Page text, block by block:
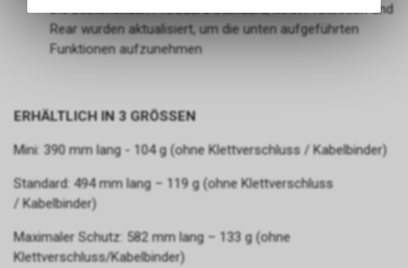
Die bestehenden ProGuard Standard, MAX Protection und
Rear wurden aktualisiert, um die unten aufgeführten
Funktionen aufzunehmen
ERHÄLTLICH IN 3 GRÖSSEN
Mini: 390 mm lang - 104 g (ohne Klettverschluss / Kabelbinder)
Standard: 494 mm lang – 119 g (ohne Klettverschluss
/ Kabelbinder)
Maximaler Schutz: 582 mm lang – 133 g (ohne
Klettverschluss/Kabelbinder)
des Warenkorbs, zu
ermöglichen. Bitte beachten Sie,
dass die gespeicherten Daten
zulassen.